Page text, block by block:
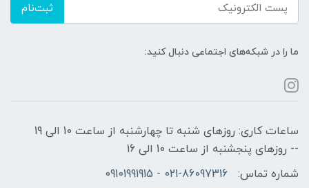
ثبت‌نام
ما را در شبکه‌های اجتماعی دنبال کنید:
ساعات کاری: روزهای شنبه تا چهارشنبه از ساعت 10 الی 19
-- روزهای پنجشنبه از ساعت 10 الی 16
شماره تماس:
021-86097316 - 09101991915